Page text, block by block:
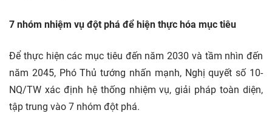
7 nhóm nhiệm vụ đột phá để hiện thực hóa mục tiêu
Để thực hiện các mục tiêu đến năm 2030 và tầm nhìn đến
năm 2045, Phó Thủ tướng nhấn mạnh, Nghị quyết số 10-
NQ/TW xác định hệ thống nhiệm vụ, giải pháp toàn diện,
tập trung vào 7 nhóm đột phá.